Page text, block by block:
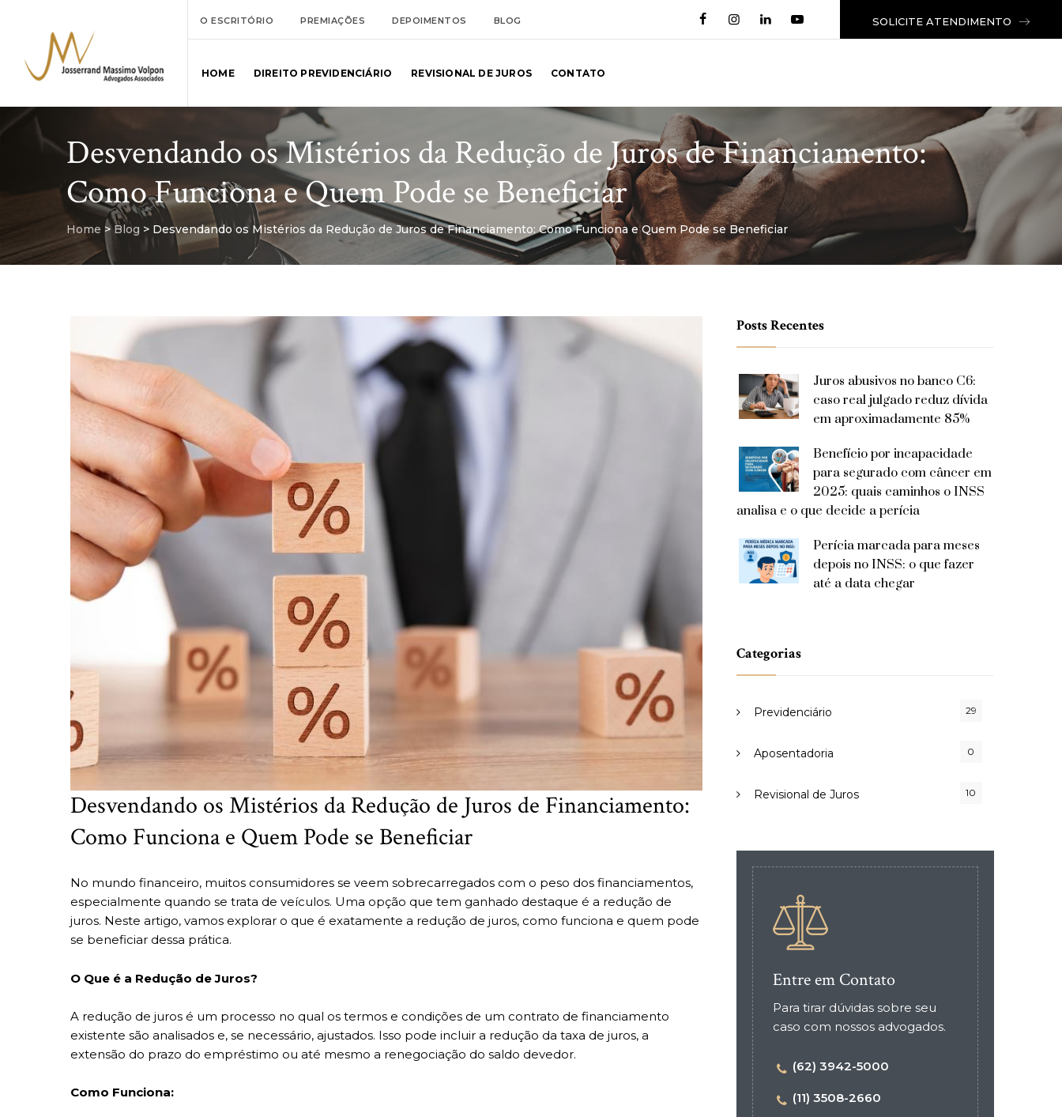
O ESCRITÓRIO PREMIAÇÕES DEPOIMENTOS BLOG SOLICITE ATENDIMENTO
HOME DIREITO PREVIDENCIÁRIO REVISIONAL DE JUROS CONTATO
Desvendando os Mistérios da Redução de Juros de Financiamento:
Como Funciona e Quem Pode se Beneficiar
Home >Blog > Desvendando os Mistérios da Redução de Juros de Financiamento: Como Funciona e Quem Pode se Beneficiar
Desvendando os Mistérios da Redução de Juros de Financiamento:
Como Funciona e Quem Pode se Beneficiar
No mundo financeiro, muitos consumidores se veem sobrecarregados com o peso dos financiamentos,
especialmente quando se trata de veículos. Uma opção que tem ganhado destaque é a redução de
juros. Neste artigo, vamos explorar o que é exatamente a redução de juros, como funciona e quem pode
se beneficiar dessa prática.
O Que é a Redução de Juros?
A redução de juros é um processo no qual os termos e condições de um contrato de financiamento
existente são analisados e, se necessário, ajustados. Isso pode incluir a redução da taxa de juros, a
extensão do prazo do empréstimo ou até mesmo a renegociação do saldo devedor.
Como Funciona:
Posts Recentes
Juros abusivos no banco C6:
caso real julgado reduz dívida
em aproximadamente 85%
Benefício por incapacidade
para segurado com câncer em
2025: quais caminhos o INSS
analisa e o que decide a perícia
Perícia marcada para meses
depois no INSS: o que fazer
até a data chegar
Categorias
Previdenciário 29
Aposentadoria 0
Revisional de Juros 10
Entre em Contato
Para tirar dúvidas sobre seu
caso com nossos advogados.
(62) 3942-5000
(11) 3508-2660